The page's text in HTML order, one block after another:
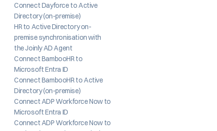
Connect Dayforce to Active
Directory (on-premise)
HR to Active Directory on-
premise synchronisation with
the Joinly AD Agent
Connect BambooHR to
Microsoft Entra ID
Connect BambooHR to Active
Directory (on-premise)
Connect ADP Workforce Now to
Microsoft Entra ID
Connect ADP Workforce Now to